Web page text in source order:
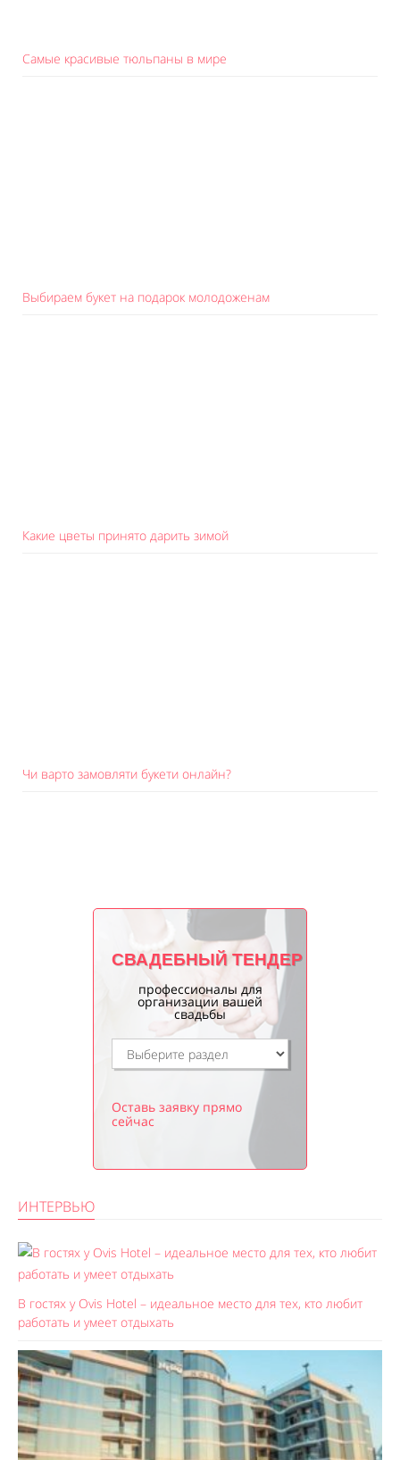
Самые красивые тюльпаны в мире
Выбираем букет на подарок молодоженам
Какие цветы принято дарить зимой
Чи варто замовляти букети онлайн?
СВАДЕБНЫЙ ТЕНДЕР
профессионалы для
организации вашей
свадьбы
Оставь заявку прямо
сейчас
ИНТЕРВЬЮ
В гостях у Ovis Hotel – идеальное место для тех, кто любит
работать и умеет отдыхать